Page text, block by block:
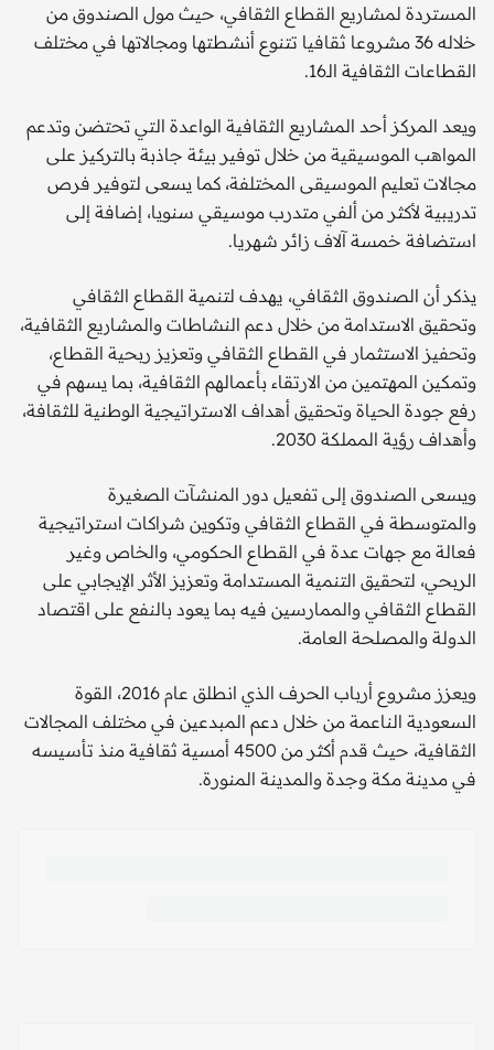
المستردة لمشاريع القطاع الثقافي، حيث مول الصندوق من
خلاله 36 مشروعا ثقافيا تتنوع أنشطتها ومجالاتها في مختلف
القطاعات الثقافية الـ16.
ويعد المركز أحد المشاريع الثقافية الواعدة التي تحتضن وتدعم
المواهب الموسيقية من خلال توفير بيئة جاذبة بالتركيز على
مجالات تعليم الموسيقى المختلفة، كما يسعى لتوفير فرص
تدريبية لأكثر من ألفي متدرب موسيقي سنويا، إضافة إلى
استضافة خمسة آلاف زائر شهريا.
يذكر أن الصندوق الثقافي، يهدف لتنمية القطاع الثقافي
وتحقيق الاستدامة من خلال دعم النشاطات والمشاريع الثقافية،
وتحفيز الاستثمار في القطاع الثقافي وتعزيز ربحية القطاع،
وتمكين المهتمين من الارتقاء بأعمالهم الثقافية، بما يسهم في
رفع جودة الحياة وتحقيق أهداف الاستراتيجية الوطنية للثقافة،
وأهداف رؤية المملكة 2030.
ويسعى الصندوق إلى تفعيل دور المنشآت الصغيرة
والمتوسطة في القطاع الثقافي وتكوين شراكات استراتيجية
فعالة مع جهات عدة في القطاع الحكومي، والخاص وغير
الربحي، لتحقيق التنمية المستدامة وتعزيز الأثر الإيجابي على
القطاع الثقافي والممارسين فيه بما يعود بالنفع على اقتصاد
الدولة والمصلحة العامة.
ويعزز مشروع أرباب الحرف الذي انطلق عام 2016، القوة
السعودية الناعمة من خلال دعم المبدعين في مختلف المجالات
الثقافية، حيث قدم أكثر من 4500 أمسية ثقافية منذ تأسيسه
في مدينة مكة وجدة والمدينة المنورة.